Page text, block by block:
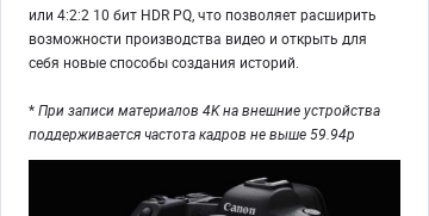
или 4:2:2 10 бит HDR PQ, что позволяет расширить
возможности производства видео и открыть для
себя новые способы создания историй.
*При записи материалов 4K на внешние устройства
поддерживается частота кадров не выше 59.94p